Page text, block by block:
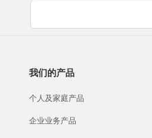
我们的产品
个人及家庭产品
企业业务产品